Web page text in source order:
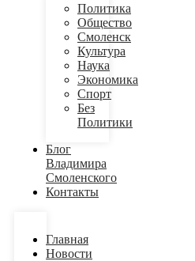
Политика
Общество
Смоленск
Культура
Наука
Экономика
Спорт
Без
Политики
Блог
Владимира
Смоленского
Контакты
Главная
Новости